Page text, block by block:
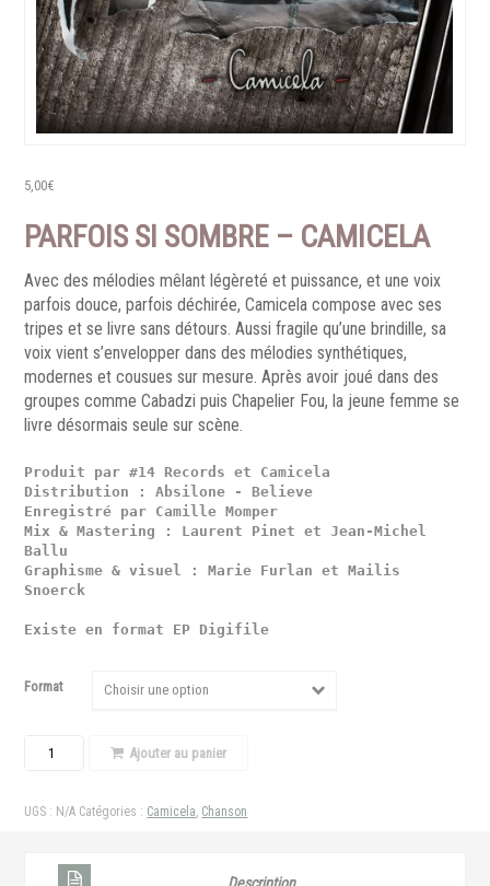
5,00€
PARFOIS SI SOMBRE – CAMICELA
Avec des mélodies mêlant légèreté et puissance, et une voix
parfois douce, parfois déchirée, Camicela compose avec ses
tripes et se livre sans détours. Aussi fragile qu’une brindille, sa
voix vient s’envelopper dans des mélodies synthétiques,
modernes et cousues sur mesure. Après avoir joué dans des
groupes comme Cabadzi puis Chapelier Fou, la jeune femme se
livre désormais seule sur scène.
Produit par #14 Records et Camicela
Distribution : Absilone - Believe
Enregistré par Camille Momper
Mix & Mastering : Laurent Pinet et Jean-Michel
Ballu
Graphisme & visuel : Marie Furlan et Mailis
Snoerck
Existe en format EP Digifile
Format Choisir une option
Quantité Ajouter au panier
UGS : N/A Catégories : Camicela, Chanson